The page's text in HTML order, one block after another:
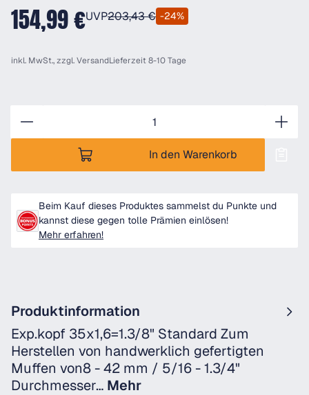
154,99 €UVP203,43 € -24%
inkl. MwSt., zzgl.VersandLieferzeit 8-10 Tage
In den Warenkorb
Beim Kauf dieses Produktes sammelst du Punkte und
kannst diese gegen tolle Prämien einlösen!
Mehr erfahren!
Produktinformation
Exp.kopf 35x1,6=1.3/8" Standard Zum
Herstellen von handwerklich gefertigten
Muffen von8 - 42 mm / 5/16 - 1.3/4"
Durchmesser… Mehr